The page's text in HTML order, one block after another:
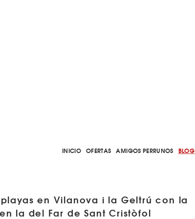
INICIO OFERTAS AMIGOS PERRUNOS BLOG
en Vilanova i la Geltrú con la
la del Far de Sant Cristòfol